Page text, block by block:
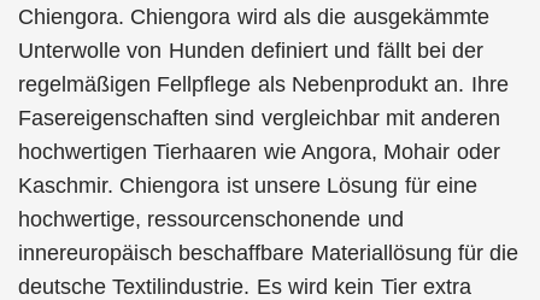
Chiengora. Chiengora wird als die ausgekämmte
Unterwolle von Hunden definiert und fällt bei der
regelmäßigen Fellpflege als Nebenprodukt an. Ihre
Fasereigenschaften sind vergleichbar mit anderen
hochwertigen Tierhaaren wie Angora, Mohair oder
Kaschmir. Chiengora ist unsere Lösung für eine
hochwertige, ressourcenschonende und
innereuropäisch beschaffbare Materiallösung für die
deutsche Textilindustrie. Es wird kein Tier extra